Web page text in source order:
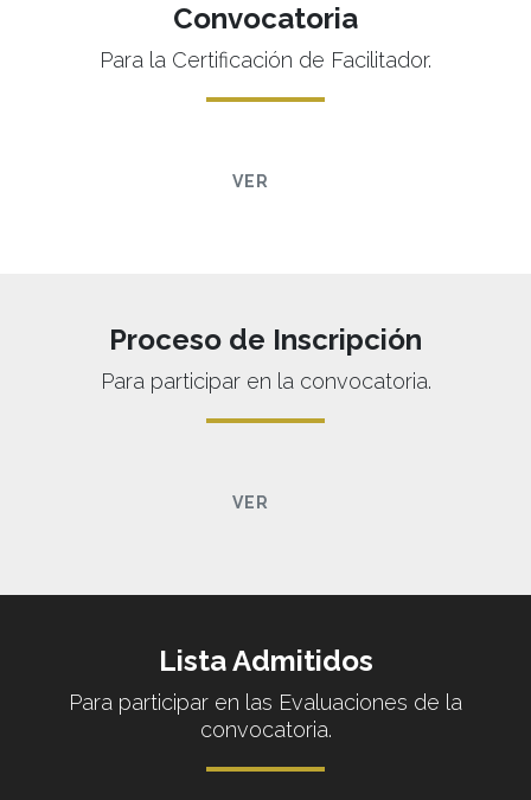
Convocatoria
Para la Certificación de Facilitador.
VER
Proceso de Inscripción
Para participar en la convocatoria.
VER
Lista Admitidos
Para participar en las Evaluaciones de la
convocatoria.